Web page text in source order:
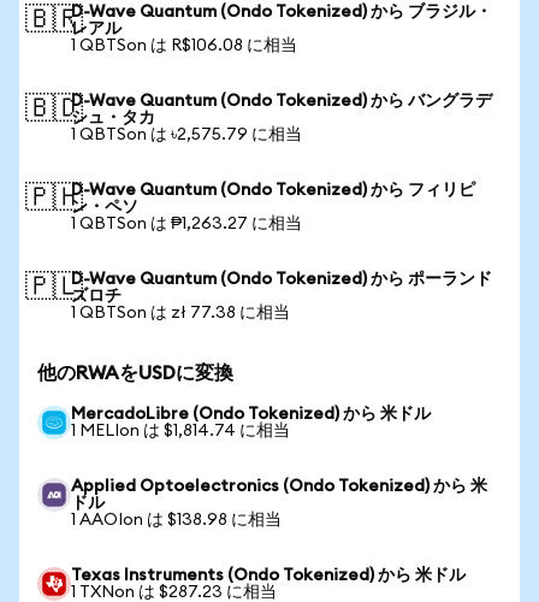
🇧🇷D-Wave Quantum (Ondo Tokenized) から ブラジル・
レアル
1 QBTSon は R$106.08 に相当
🇧🇩D-Wave Quantum (Ondo Tokenized) から バングラデ
シュ・タカ
1 QBTSon は ৳2,575.79 に相当
🇵🇭D-Wave Quantum (Ondo Tokenized) から フィリピ
ン・ペソ
1 QBTSon は ₱1,263.27 に相当
🇵🇱D-Wave Quantum (Ondo Tokenized) から ポーランド
ズロチ
1 QBTSon は zł 77.38 に相当
他のRWAをUSDに変換
MercadoLibre (Ondo Tokenized) から 米ドル
1 MELIon は $1,814.74 に相当
Applied Optoelectronics (Ondo Tokenized) から 米
ドル
1 AAOIon は $138.98 に相当
Texas Instruments (Ondo Tokenized) から 米ドル
1 TXNon は $287.23 に相当